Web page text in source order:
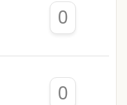
0
0